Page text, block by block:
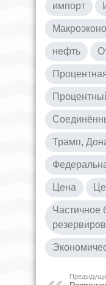
импорт
нефть
Трамп,
Цена
Частичное